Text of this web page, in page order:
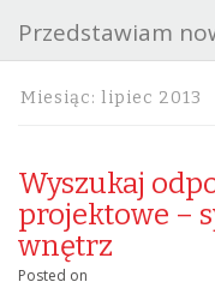
Przedstawiam
Miesiąc: lipiec 2013
Wyszukaj
projektowe –
wnętrz
Posted on